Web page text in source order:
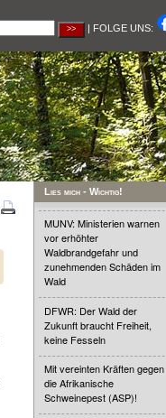
| FOLGE UNS:
Lies mich - Wichtig!
MUNV: Ministerien warnen
vor erhöhter
Waldbrandgefahr und
zunehmenden Schäden im
Wald
DFWR: Der Wald der
Zukunft braucht Freiheit,
keine Fesseln
Mit vereinten Kräften gegen
die Afrikanische
Schweinepest (ASP)!